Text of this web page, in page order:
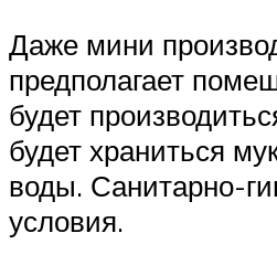
Даже мини
предполагает
будет
будет храниться
воды. Санитарно-
условия.